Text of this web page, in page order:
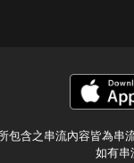
包含之串流內容皆為串
如有串